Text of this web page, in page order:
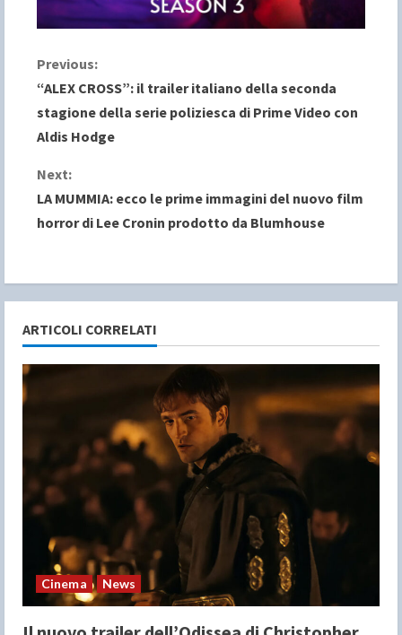
C
o
n
t
i
u
e
R
d
i
n
g
Previous:
“ALEX CROSS”: il trailer italiano della seconda
stagione della serie poliziesca di Prime Video con
Aldis Hodge
Next:
LA MUMMIA: ecco le prime immagini del nuovo film
horror di Lee Cronin prodotto da Blumhouse
ARTICOLI CORRELATI
Cinema News